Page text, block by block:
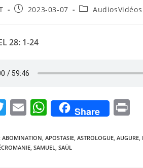
:
Publication
2023-03-07
PostAudiosVidéos
28: 1-24
T
itt
er
E
ai
l
W
h
at
s
Share
t
ABOMINATION, APOSTASIE, ASTROLOGUE, AUGURE,
, SAMUEL, SAÜL